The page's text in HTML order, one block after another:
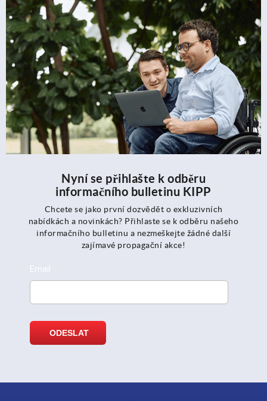
Nyní se přihlašte k odběru
informačního bulletinu KIPP
Chcete se jako první dozvědět o exkluzivních
nabídkách a novinkách? Přihlaste se k odběru našeho
informačního bulletinu a nezmeškejte žádné další
zajímavé propagační akce!